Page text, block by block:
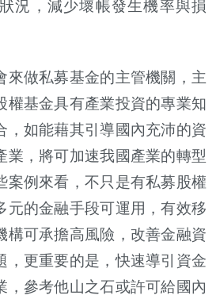
況，減少壞帳發生機率與損
來做私募基金的主管機關，主
權基金具有產業投資的專業知
，如能藉其引導國內充沛的資
業，將可加速我國產業的轉型
案例來看，不只是有私募股權
元的金融手段可運用，有效移
構可承擔高風險，改善金融資
，更重要的是，快速導引資金
，參考他山之石或許可給國內